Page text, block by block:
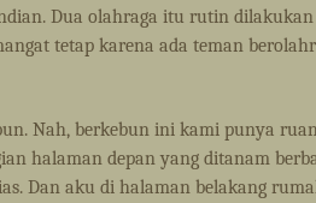
Dua olahraga itu rutin
tetap karena ada teman
Nah, berkebun ini kami punya
halaman depan yang ditanam
Dan aku di halaman belakang